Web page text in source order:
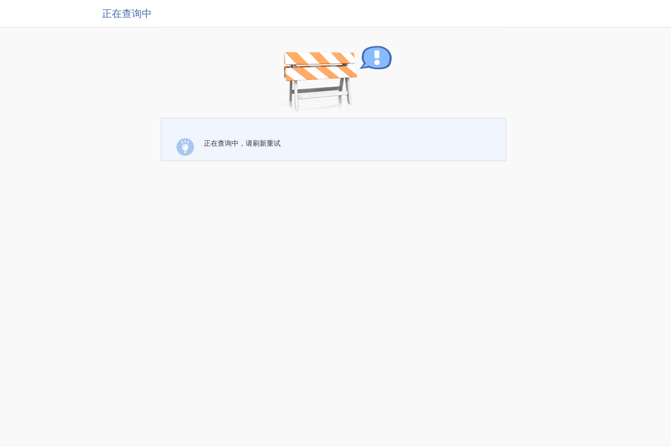
正在查询中
正在查询中，请刷新重试